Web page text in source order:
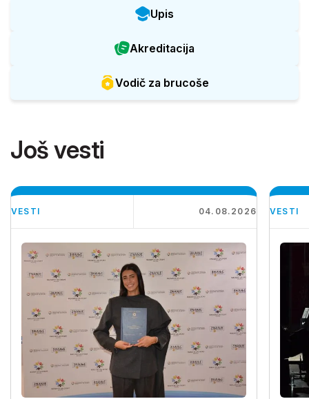
Upis
Akreditacija
Vodič za brucoše
Još vesti
VESTI 04.08.2026 VESTI